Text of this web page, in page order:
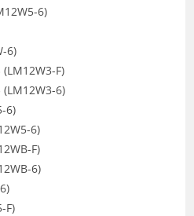
6)
6)
(LM12W3-F)
(LM12W3-6)
6)
6)
F)
6)
F)